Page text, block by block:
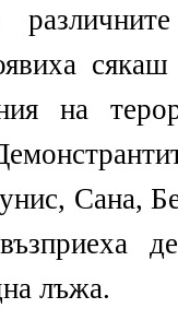
на
Сана,
лъжа.